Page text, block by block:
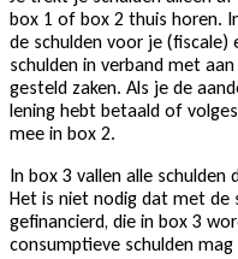
box 1 of box 2 thuis horen.
de schulden voor je (fiscale)
schulden in verband met
gesteld zaken. Als je de
lening hebt betaald of
mee in box 2.
In box 3 vallen alle schulden
Het is niet nodig dat met de
gefinancierd, die in box 3
consumptieve schulden